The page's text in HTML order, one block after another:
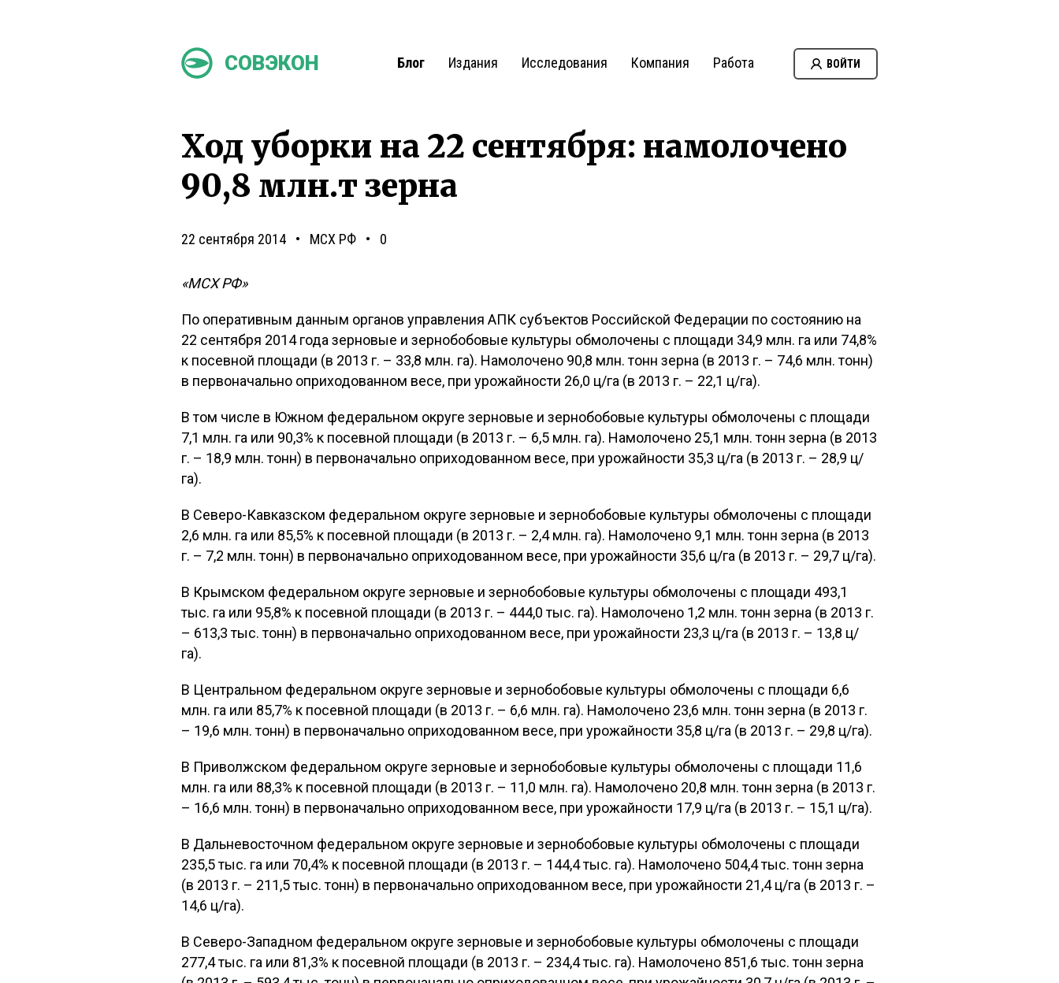
СОВЭКОН Блог Издания Исследования Компания Работа ВОЙТИ
Ход уборки на 22 сентября: намолочено
90,8 млн.т зерна
22 сентября 2014 МСХ РФ 0
«МСХ РФ»
По оперативным данным органов управления АПК субъектов Российской Федерации по состоянию на
22 сентября 2014 года зерновые и зернобобовые культуры обмолочены с площади 34,9 млн. га или 74,8%
к посевной площади (в 2013 г. – 33,8 млн. га). Намолочено 90,8 млн. тонн зерна (в 2013 г. – 74,6 млн. тонн)
в первоначально оприходованном весе, при урожайности 26,0 ц/га (в 2013 г. – 22,1 ц/га).
В том числе в Южном федеральном округе зерновые и зернобобовые культуры обмолочены с площади
7,1 млн. га или 90,3% к посевной площади (в 2013 г. – 6,5 млн. га). Намолочено 25,1 млн. тонн зерна (в 2013
г. – 18,9 млн. тонн) в первоначально оприходованном весе, при урожайности 35,3 ц/га (в 2013 г. – 28,9 ц/
га).
В Северо-Кавказском федеральном округе зерновые и зернобобовые культуры обмолочены с площади
2,6 млн. га или 85,5% к посевной площади (в 2013 г. – 2,4 млн. га). Намолочено 9,1 млн. тонн зерна (в 2013
г. – 7,2 млн. тонн) в первоначально оприходованном весе, при урожайности 35,6 ц/га (в 2013 г. – 29,7 ц/га).
В Крымском федеральном округе зерновые и зернобобовые культуры обмолочены с площади 493,1
тыс. га или 95,8% к посевной площади (в 2013 г. – 444,0 тыс. га). Намолочено 1,2 млн. тонн зерна (в 2013 г.
– 613,3 тыс. тонн) в первоначально оприходованном весе, при урожайности 23,3 ц/га (в 2013 г. – 13,8 ц/
га).
В Центральном федеральном округе зерновые и зернобобовые культуры обмолочены с площади 6,6
млн. га или 85,7% к посевной площади (в 2013 г. – 6,6 млн. га). Намолочено 23,6 млн. тонн зерна (в 2013 г.
– 19,6 млн. тонн) в первоначально оприходованном весе, при урожайности 35,8 ц/га (в 2013 г. – 29,8 ц/га).
В Приволжском федеральном округе зерновые и зернобобовые культуры обмолочены с площади 11,6
млн. га или 88,3% к посевной площади (в 2013 г. – 11,0 млн. га). Намолочено 20,8 млн. тонн зерна (в 2013 г.
– 16,6 млн. тонн) в первоначально оприходованном весе, при урожайности 17,9 ц/га (в 2013 г. – 15,1 ц/га).
В Дальневосточном федеральном округе зерновые и зернобобовые культуры обмолочены с площади
235,5 тыс. га или 70,4% к посевной площади (в 2013 г. – 144,4 тыс. га). Намолочено 504,4 тыс. тонн зерна
(в 2013 г. – 211,5 тыс. тонн) в первоначально оприходованном весе, при урожайности 21,4 ц/га (в 2013 г. –
14,6 ц/га).
В Северо-Западном федеральном округе зерновые и зернобобовые культуры обмолочены с площади
277,4 тыс. га или 81,3% к посевной площади (в 2013 г. – 234,4 тыс. га). Намолочено 851,6 тыс. тонн зерна